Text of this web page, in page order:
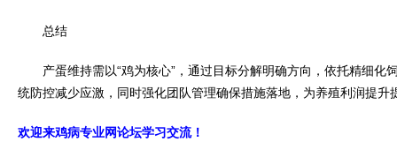
总结
产蛋维持需以“鸡为核心”，通过目标分解明确方向，依托精细化
统防控减少应激，同时强化团队管理确保措施落地，为养殖利润提升
欢迎来鸡病专业网论坛学习交流！